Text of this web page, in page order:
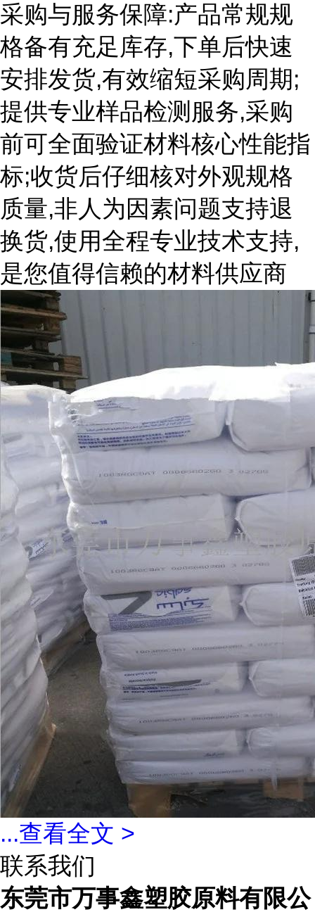
采购与服务保障:产品常规规
格备有充足库存,下单后快速
安排发货,有效缩短采购周期;
提供专业样品检测服务,采购
前可全面验证材料核心性能指
标;收货后仔细核对外观规格
质量,非人为因素问题支持退
换货,使用全程专业技术支持,
是您值得信赖的材料供应商
...查看全文 >
联系我们
东莞市万事鑫塑胶原料有限公